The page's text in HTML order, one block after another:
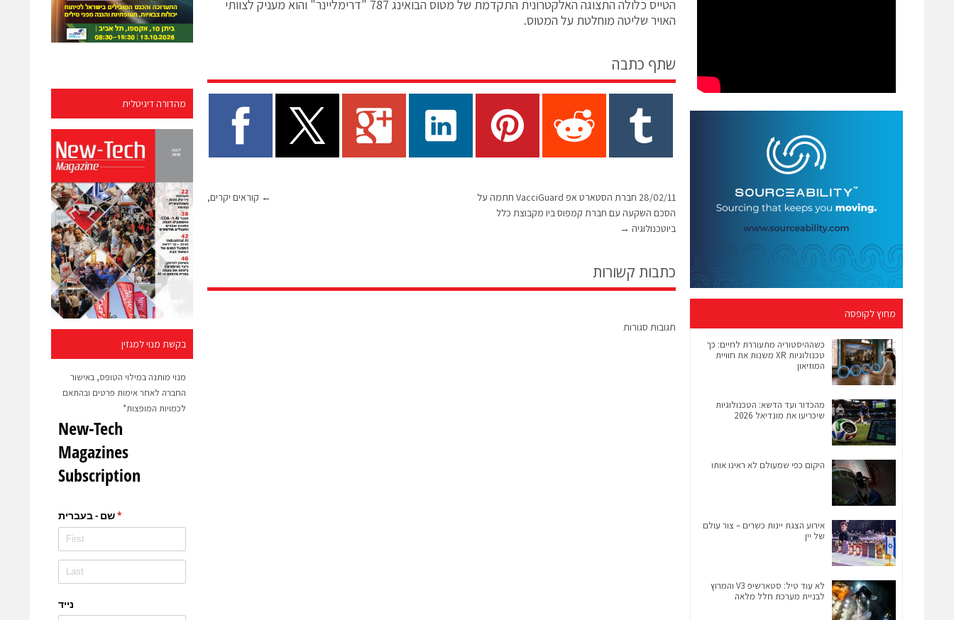
מהדורה דיגיטלית
בקשת מנוי למגזין
מנוי מותנה במילוי הטופס, באישור
החברה לאחר אימות פרטים ובהתאם
לכמויות המופצות*
הטייס כלולה התצוגה האלקטרונית התקדמת של מטוס הבואינג 787 "דרימליינר" והוא מעניק לצוותי
האויר שליטה מוחלטת על המטוס.
שתף כתבה
← קוראים יקרים,
28/02/11 חברת הסטארט אפ VacciGuard חתמה על
הסכם השקעה עם חברת קמפוס ביו מקבוצת כלל
ביוטכנולוגיה →
כתבות קשורות
תגובות סגורות
מחוץ לקופסה
כשההיסטוריה מתעוררת לחיים: כך
טכנולוגיות XR משנות את חוויית
המוזיאון
מהכדור ועד הדשא: הטכנולוגיות
שיכריעו את מונדיאל 2026
היקום כפי שמעולם לא ראינו אותו
אירוע הצגת יינות כשרים – צור עולם
של יין
לא עוד טיל: סטארשיפ V3 והמרוץ
לבניית מערכת חלל מלאה